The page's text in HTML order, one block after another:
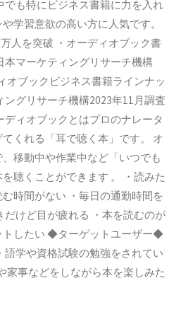
でも特にビジネス書籍に力を入れ
学習意欲の高い方に人気です。
万人を突破 ・オーディオブック書
本マーケティングリサーチ機構
オブックビジネス書籍ラインナッ
ングリサーチ機構2023年11月調査
ディオブックとはプロのナレータ
くれる「耳で聴く本」です。
オ
移動中や作業中など「いつでも
聴くことができます 。
・読みた
時間がない ・毎日の通勤時間を
だけど目が疲れる ・本を読むのが
したい ◆ターゲットユーザー◆
語学や資格試験の勉強をされてい
家事などをしながら本を楽しみた